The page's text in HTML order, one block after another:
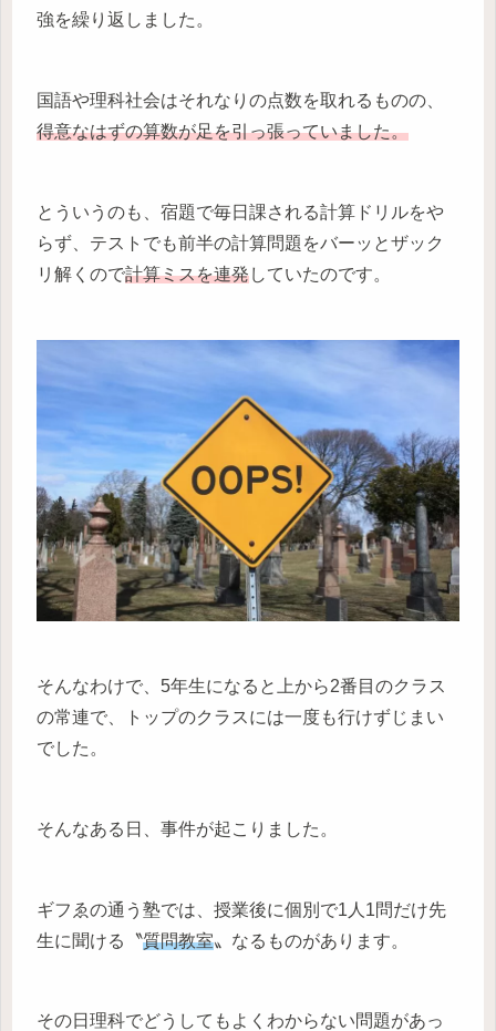
強を繰り返しました。
国語や理科社会はそれなりの点数を取れるものの、
得意なはずの算数が足を引っ張っていました。
とういうのも、宿題で毎日課される計算ドリルをや
らず、テストでも前半の計算問題をバーッとザック
リ解くので計算ミスを連発していたのです。
そんなわけで、5年生になると上から2番目のクラス
の常連で、トップのクラスには一度も行けずじまい
でした。
そんなある日、事件が起こりました。
ギフゑの通う塾では、授業後に個別で1人1問だけ先
生に聞ける〝質問教室〟なるものがあります。
その日理科でどうしてもよくわからない問題があっ